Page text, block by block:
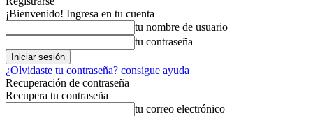
¡Bienvenido! Ingresa en tu cuenta
tu nombre de usuario
tu contraseña
¿Olvidaste tu contraseña? consigue ayuda
Recuperación de contraseña
Recupera tu contraseña
tu correo electrónico